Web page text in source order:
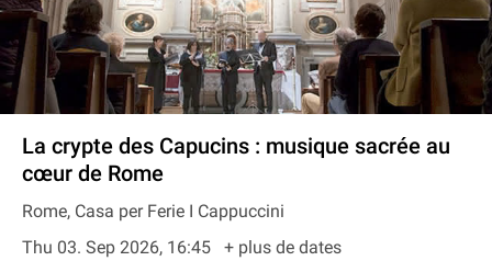
La crypte des Capucins : musique sacrée au
cœur de Rome
Rome, Casa per Ferie I Cappuccini
Thu 03. Sep 2026, 16:45
+ plus de dates